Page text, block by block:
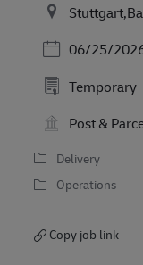
Posted Date
06/25/
Temporary
Post &
Delivery
Operations
Copy job link